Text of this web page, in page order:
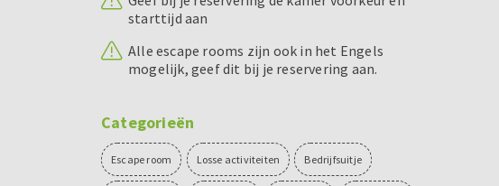
starttijd aan
Alle escape rooms zijn ook in het Engels
mogelijk, geef dit bij je reservering aan.
Categorieën
Escape room Losse activiteiten Bedrijfsuitje